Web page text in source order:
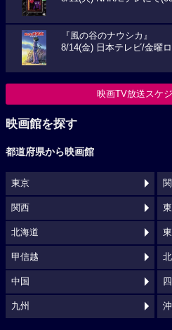
『風の谷のナウシカ』
8/14(金) 日本テレビ/金曜
映画TV放送スケ
映画館を探す
都道府県から映画館
東京
関西
北海道
甲信越
中国
九州